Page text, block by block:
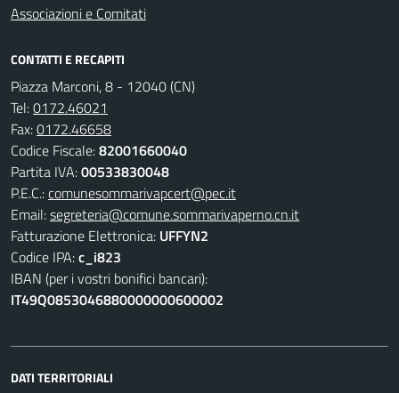
Associazioni e Comitati
CONTATTI E RECAPITI
Piazza Marconi, 8 - 12040 (CN)
Tel:0172.46021
Fax:0172.46658
Codice Fiscale:82001660040
Partita IVA:00533830048
P.E.C.:comunesommarivapcert@pec.it
Email:segreteria@comune.sommarivaperno.cn.it
Fatturazione Elettronica: UFFYN2
Codice IPA:c_i823
IBAN (per i vostri bonifici bancari):
IT49Q0853046880000000600002
DATI TERRITORIALI